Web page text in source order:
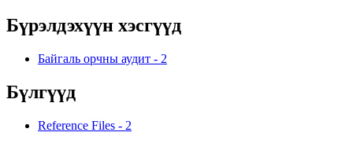
Бүрэлдэхүүн хэсгүүд
Байгаль орчны аудит - 2
Бүлгүүд
Reference Files - 2